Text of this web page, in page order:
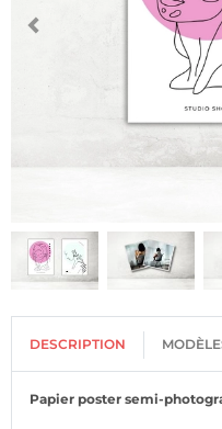
DESCRIPTION
Papier poster semi-